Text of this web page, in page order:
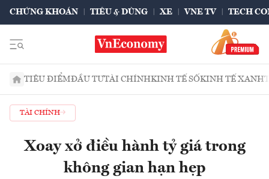
CHỨNG KHOÁN TIÊU & DÙNG XE VNE TV TECH
TIÊU ĐIỂMĐẦU TƯTÀI CHÍNHKINH TẾ SỐKINH TẾ XANH
TÀI CHÍNH
Xoay xở điều hành tỷ giá trong
không gian hạn hẹp